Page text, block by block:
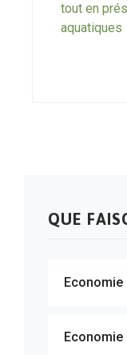
tout en
aquatiques
QUE
Economie
Economie